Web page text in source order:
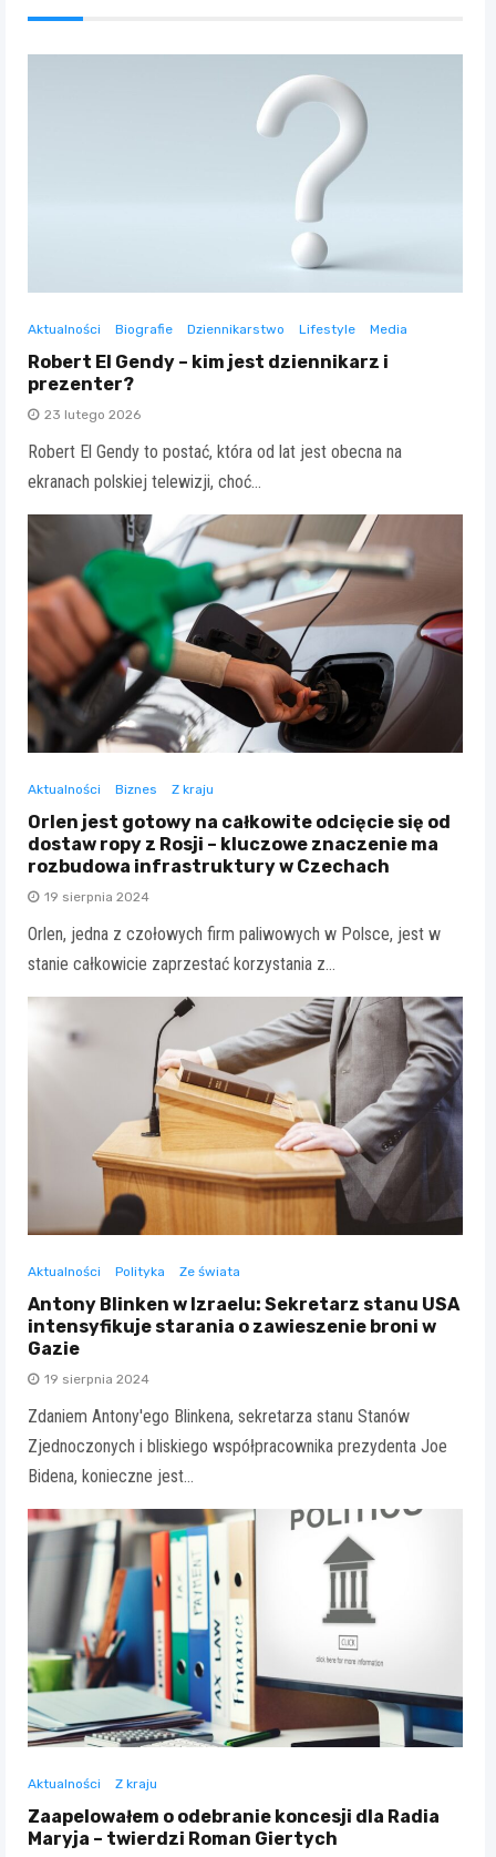
Aktualności Biografie Dziennikarstwo Lifestyle Media
Robert El Gendy – kim jest dziennikarz i
prezenter?
23 lutego 2026
Robert El Gendy to postać, która od lat jest obecna na
ekranach polskiej telewizji, choć…
Aktualności Biznes Z kraju
Orlen jest gotowy na całkowite odcięcie się od
dostaw ropy z Rosji – kluczowe znaczenie ma
rozbudowa infrastruktury w Czechach
19 sierpnia 2024
Orlen, jedna z czołowych firm paliwowych w Polsce, jest w
stanie całkowicie zaprzestać korzystania z…
Aktualności Polityka Ze świata
Antony Blinken w Izraelu: Sekretarz stanu USA
intensyfikuje starania o zawieszenie broni w
Gazie
19 sierpnia 2024
Zdaniem Antony'ego Blinkena, sekretarza stanu Stanów
Zjednoczonych i bliskiego współpracownika prezydenta Joe
Bidena, konieczne jest…
Aktualności Z kraju
Zaapelowałem o odebranie koncesji dla Radia
Maryja – twierdzi Roman Giertych